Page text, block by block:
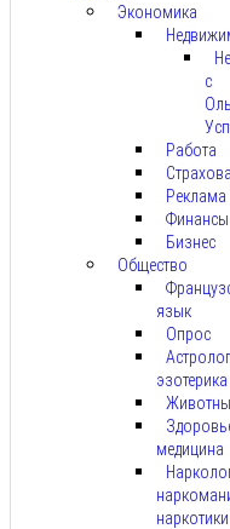
Экономика
с
Работа
Реклама
Финансы
Бизнес
Общество
язык
Опрос
эзотерика
медицина
наркотики